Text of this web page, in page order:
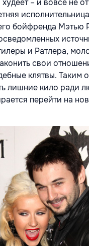
бойфренда Мэтью
и Ратлера,
свои
клятвы. Таким
лишние кило ради
перейти на